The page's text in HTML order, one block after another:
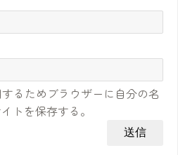
るためブラウザーに自分の名
トを保存する。